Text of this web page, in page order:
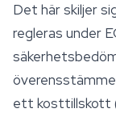
Det här skiljer
regleras under
ett kosttillskott